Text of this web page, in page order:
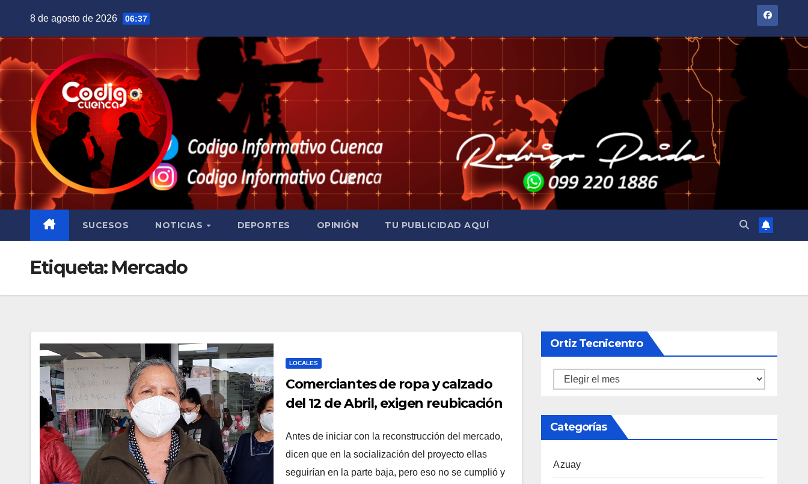
contenido
8 de agosto de 2026 06:37
SUCESOS NOTICIAS DEPORTES OPINIÓN TU PUBLICIDAD AQUÍ
Etiqueta: Mercado
LOCALES
Comerciantes de ropa y calzado
del 12 de Abril, exigen reubicación
Antes de iniciar con la reconstrucción del mercado,
dicen que en la socialización del proyecto ellas
seguirían en la parte baja, pero eso no se cumplió y
Ortiz Tecnicentro
Ortiz
Categorías
Azuay